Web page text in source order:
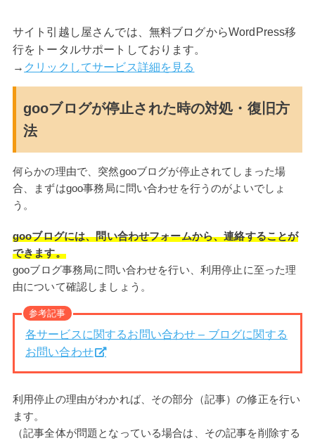
サイト引越し屋さんでは、無料ブログからWordPress移
行をトータルサポートしております。
→ クリックしてサービス詳細を見る
gooブログが停止された時の対処・復旧方
法
何らかの理由で、突然gooブログが停止されてしまった場
合、まずはgoo事務局に問い合わせを行うのがよいでしょ
う。
gooブログには、問い合わせフォームから、連絡することが
できます。
gooブログ事務局に問い合わせを行い、利用停止に至った理
由について確認しましょう。
参考記事
各サービスに関するお問い合わせ – ブログに関する
お問い合わせ
利用停止の理由がわかれば、その部分（記事）の修正を行い
ます。
（記事全体が問題となっている場合は、その記事を削除する